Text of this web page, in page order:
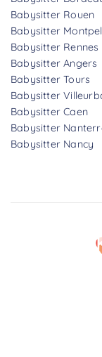
Babysitter Rouen
Babysitter
Babysitter Rennes
Babysitter Angers
Babysitter Tours
Babysitter
Babysitter Caen
Babysitter
Babysitter Nancy